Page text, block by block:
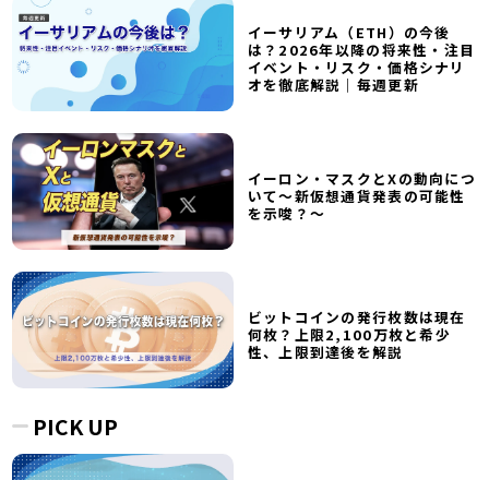
イーサリアム（ETH）の今後
は？2026年以降の将来性・注目
イベント・リスク・価格シナリ
オを徹底解説｜毎週更新
イーロン・マスクとXの動向につ
いて～新仮想通貨発表の可能性
を示唆？～
ビットコインの発行枚数は現在
何枚？上限2,100万枚と希少
性、上限到達後を解説
PICK UP